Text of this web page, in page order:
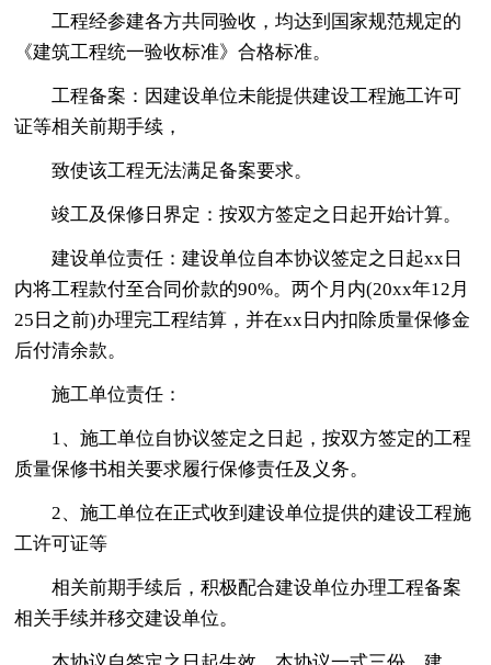
工程经参建各方共同验收，均达到国家规范规定的
《建筑工程统一验收标准》合格标准。
工程备案：因建设单位未能提供建设工程施工许可
证等相关前期手续，
致使该工程无法满足备案要求。
竣工及保修日界定：按双方签定之日起开始计算。
建设单位责任：建设单位自本协议签定之日起xx日
内将工程款付至合同价款的90%。两个月内(20xx年12月
25日之前)办理完工程结算，并在xx日内扣除质量保修金
后付清余款。
施工单位责任：
1、施工单位自协议签定之日起，按双方签定的工程
质量保修书相关要求履行保修责任及义务。
2、施工单位在正式收到建设单位提供的建设工程施
工许可证等
相关前期手续后，积极配合建设单位办理工程备案
相关手续并移交建设单位。